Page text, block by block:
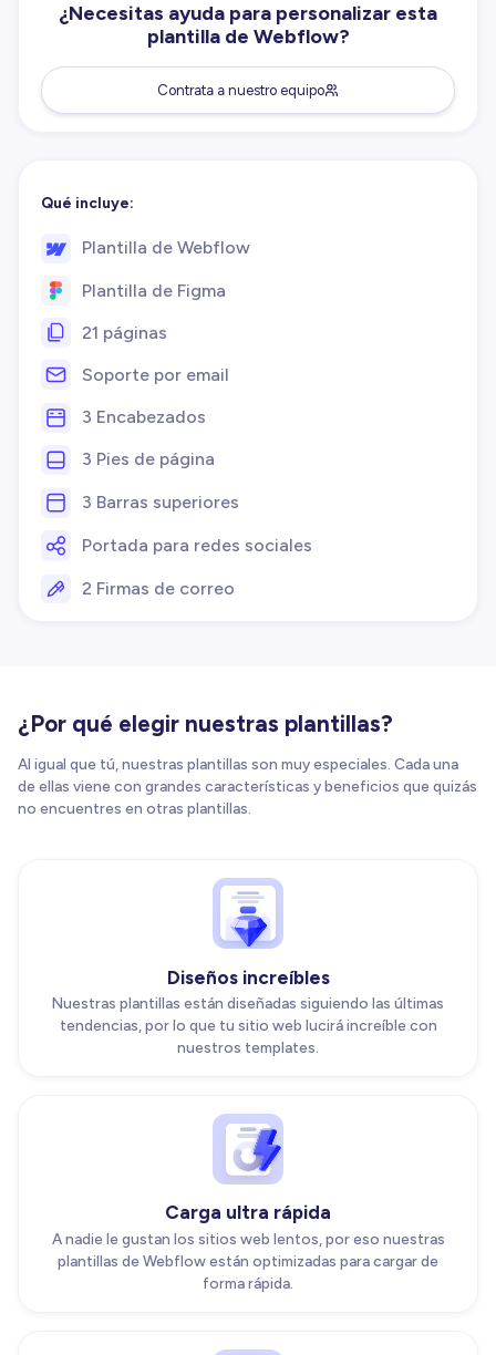
¿Necesitas ayuda para personalizar esta
plantilla de Webflow?
Contrata a nuestro equipo
Qué incluye:
Plantilla de Webflow
Plantilla de Figma
21 páginas
Soporte por email
3 Encabezados
3 Pies de página
3 Barras superiores
Portada para redes sociales
2 Firmas de correo
¿Por qué elegir nuestras plantillas?
Al igual que tú, nuestras plantillas son muy especiales. Cada una
de ellas viene con grandes características y beneficios que quizás
no encuentres en otras plantillas.
Diseños increíbles
Nuestras plantillas están diseñadas siguiendo las últimas
tendencias, por lo que tu sitio web lucirá increíble con
nuestros templates.
Carga ultra rápida
A nadie le gustan los sitios web lentos, por eso nuestras
plantillas de Webflow están optimizadas para cargar de
forma rápida.